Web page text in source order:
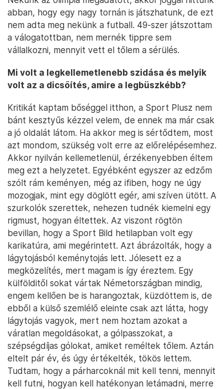
abban, hogy egy nagy tornán is játszhatunk, de ezt
nem adta meg nekünk a futball. 49-szer játszottam
a válogatottban, nem mernék tippre sem
vállalkozni, mennyit vett el tőlem a sérülés.
Mi volt a legkellemetlenebb szidása és melyik
volt az a dicsőítés, amire a legbüszkébb?
Kritikát kaptam bőséggel itthon, a Sport Plusz nem
bánt kesztyűs kézzel velem, de ennek ma már csak
a jó oldalát látom. Ha akkor meg is sértődtem, most
azt mondom, szükség volt erre az előrelépésemhez.
Akkor nyilván kellemetlenül, érzékenyebben éltem
meg ezt a helyzetet. Egyébként egyszer az edzőm
szólt rám keményen, még az ifiben, hogy ne úgy
mozogjak, mint egy döglött egér, ami szíven ütött. A
szurkolók szerettek, nehezen tudnék kiemelni egy
rigmust, hogyan éltettek. Az viszont rögtön
bevillan, hogy a Sport Bild hetilapban volt egy
karikatúra, ami megérintett. Azt ábrázolták, hogy a
lágytojásból keménytojás lett. Jólesett ez a
megközelítés, mert magam is így éreztem. Egy
külfölditől sokat vártak Németországban mindig,
engem kellően be is harangoztak, küzdöttem is, de
ebből a külső szemlélő eleinte csak azt látta, hogy
lágytojás vagyok, mert nem hoztam azokat a
váratlan megoldásokat, a gólpasszokat, a
szépségdíjas gólokat, amiket reméltek tőlem. Aztán
eltelt pár év, és úgy értékelték, tökös lettem.
Tudtam, hogy a párharcoknál mit kell tenni, mennyit
kell futni, hogyan kell hatékonyan letámadni, merre